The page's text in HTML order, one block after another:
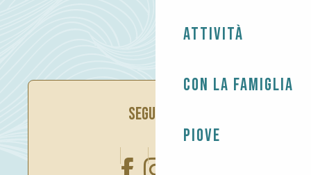
Attività
Con la famiglia
Piove
SEGUITECI